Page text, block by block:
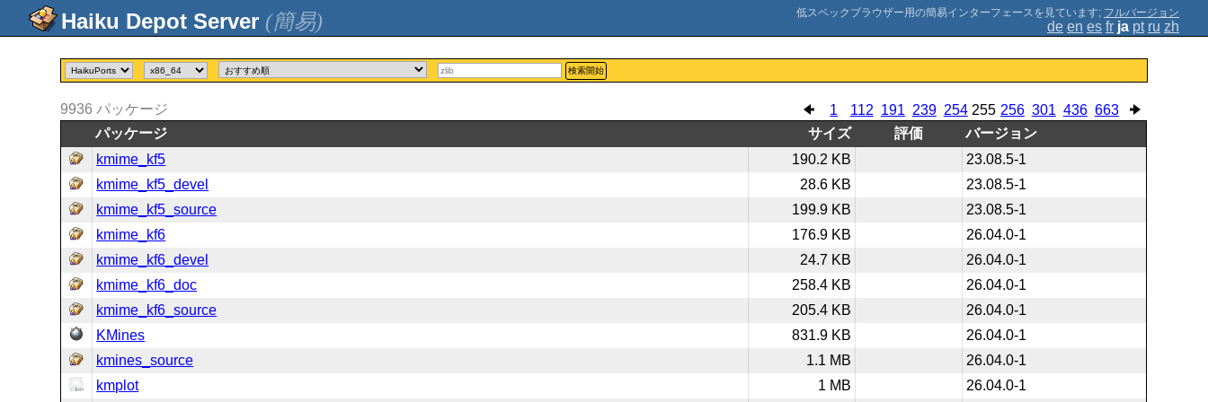
(簡易) ; フルバージョン
de en es fr ja pt ru zh
検索開始
1 112 191 239 254 255 256 301 436 663
9936 パッケージ
パッケージ
サイズ 評価
バージョン
kmime_kf5
190.2 KB
23.08.5-1
kmime_kf5_devel
28.6 KB
23.08.5-1
kmime_kf5_source
199.9 KB
23.08.5-1
kmime_kf6
176.9 KB
26.04.0-1
kmime_kf6_devel
24.7 KB
26.04.0-1
kmime_kf6_doc
258.4 KB
26.04.0-1
kmime_kf6_source
205.4 KB
26.04.0-1
KMines
831.9 KB
26.04.0-1
kmines_source
1.1 MB
26.04.0-1
kmplot
1 MB 26.04.0-1